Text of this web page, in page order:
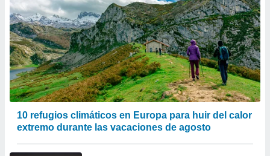
10 refugios climáticos en Europa para huir del calor
extremo durante las vacaciones de agosto